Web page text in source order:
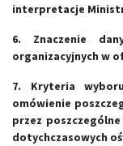
interpretacje
6. Znaczenie
organizacyjnych w
7. Kryteria
omówienie
przez
dotychczasowych